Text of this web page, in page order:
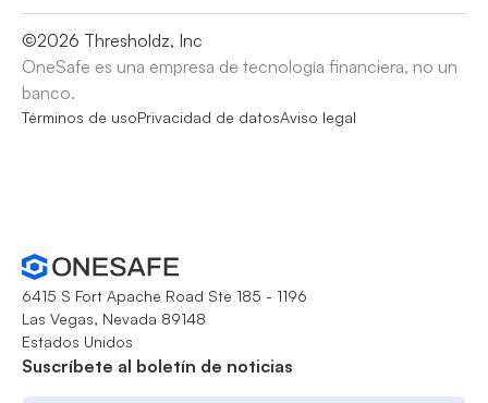
©2026 Thresholdz, Inc
OneSafe es una empresa de tecnología financiera, no un
banco.
Términos de usoPrivacidad de datosAviso legal
6415 S Fort Apache Road Ste 185 - 1196
Las Vegas, Nevada 89148
Estados Unidos
Suscríbete al boletín de noticias